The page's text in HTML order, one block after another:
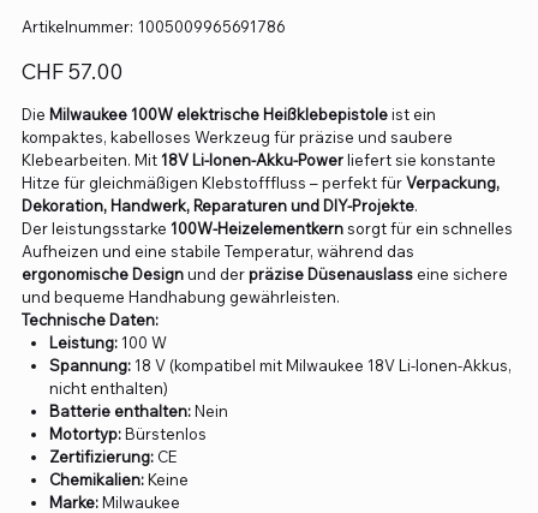
Artikelnummer: Artikelnummer:
1005009965691786
1005009965691786
Preis
CHF 57.00
Die Milwaukee 100W elektrische Heißklebepistoleist ein
kompaktes, kabelloses Werkzeug für präzise und saubere
Klebearbeiten. Mit18V Li-Ionen-Akku-Powerliefert sie konstante
Hitze für gleichmäßigen Klebstofffluss – perfekt fürVerpackung,
Dekoration, Handwerk, Reparaturen und DIY-Projekte.
Der leistungsstarke 100W-Heizelementkernsorgt für ein schnelles
Aufheizen und eine stabile Temperatur, während das
ergonomische Designund derpräzise Düsenauslasseine sichere
und bequeme Handhabung gewährleisten.
Technische Daten:
Leistung:100 W
Spannung:18 V (kompatibel mit Milwaukee 18V Li-Ionen-Akkus,
nicht enthalten)
Batterie enthalten:Nein
Motortyp:Bürstenlos
Zertifizierung: CE
Chemikalien:Keine
Marke:Milwaukee